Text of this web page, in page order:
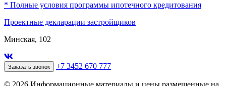
* Полные условия программы ипотечного кредитования
Проектные декларации застройщиков
Минская, 102
Заказать звонок +7 3452 670 777